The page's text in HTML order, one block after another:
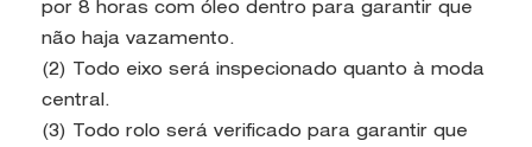
por 8 horas com óleo dentro para garantir que
não haja vazamento.
(2) Todo eixo será inspecionado quanto à moda
central.
(3) Todo rolo será verificado para garantir que